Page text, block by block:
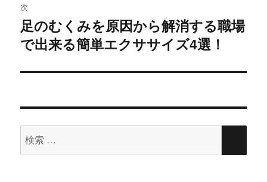
で
開
き
ま
す
ー
シ
次
次
の
稿:
足のむくみを原因から解消する職場
で出来る簡単エクササイズ4選！
索